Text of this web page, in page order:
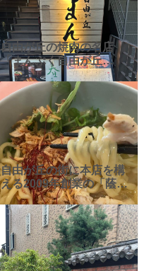
自由が丘の焼肉の名店
「まんぷく自由が丘
店」。公式サイトによる
と、上質なお肉や名物
「ねぎタン塩」をはじ
め、逸品を取り揃えた、
1948年創業・70年の歴史
のある老舗
自由が丘の街に本店を構
える2009年創業の「蔭山
樓（カゲヤマロウ）自由
が丘店」。食べログの
「自由が丘のランチに使
えるお店」にもランクイ
ン！リーズナブルに最高
級の